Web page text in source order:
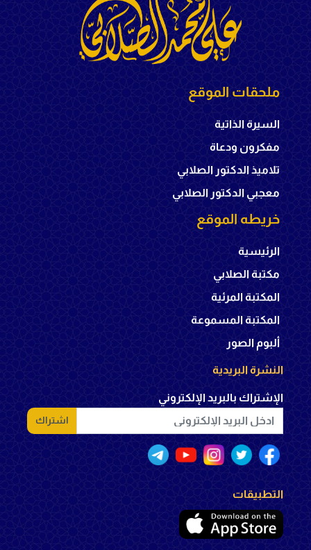
ملحقات الموقع
السيرة الذاتية
مفكرون ودعاة
تلاميذ الدكتور الصلابي
معجبي الدكتور الصلابي
خريطه الموقع
الرئيسية
مكتبة الصلابي
المكتبة المرئية
المكتبة المسموعة
ألبوم الصور
النشرة البريدية
الإشتراك بالبريد الإلكتروني
اشتراك
التطبيقات